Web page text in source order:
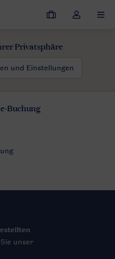
Meine
Dropdown-
Privatsphäre
und Einstellungen
Buchung
unser